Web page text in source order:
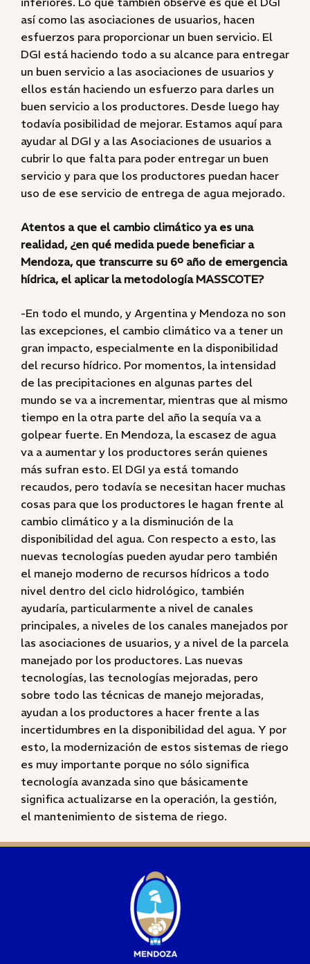
así como las asociaciones de usuarios, hacen
esfuerzos para proporcionar un buen servicio. El
DGI está haciendo todo a su alcance para entregar
un buen servicio a las asociaciones de usuarios y
ellos están haciendo un esfuerzo para darles un
buen servicio a los productores. Desde luego hay
todavía posibilidad de mejorar. Estamos aquí para
ayudar al DGI y a las Asociaciones de usuarios a
cubrir lo que falta para poder entregar un buen
servicio y para que los productores puedan hacer
uso de ese servicio de entrega de agua mejorado.
Atentos a que el cambio climático ya es una
realidad, ¿en qué medida puede beneficiar a
Mendoza, que transcurre su 6º año de emergencia
hídrica, el aplicar la metodología MASSCOTE?
-En todo el mundo, y Argentina y Mendoza no son
las excepciones, el cambio climático va a tener un
gran impacto, especialmente en la disponibilidad
del recurso hídrico. Por momentos, la intensidad
de las precipitaciones en algunas partes del
mundo se va a incrementar, mientras que al mismo
tiempo en la otra parte del año la sequía va a
golpear fuerte. En Mendoza, la escasez de agua
va a aumentar y los productores serán quienes
más sufran esto. El DGI ya está tomando
recaudos, pero todavía se necesitan hacer muchas
cosas para que los productores le hagan frente al
cambio climático y a la disminución de la
disponibilidad del agua. Con respecto a esto, las
nuevas tecnologías pueden ayudar pero también
el manejo moderno de recursos hídricos a todo
nivel dentro del ciclo hidrológico, también
ayudaría, particularmente a nivel de canales
principales, a niveles de los canales manejados por
las asociaciones de usuarios, y a nivel de la parcela
manejado por los productores. Las nuevas
tecnologías, las tecnologías mejoradas, pero
sobre todo las técnicas de manejo mejoradas,
ayudan a los productores a hacer frente a las
incertidumbres en la disponibilidad del agua. Y por
esto, la modernización de estos sistemas de riego
es muy importante porque no sólo significa
tecnología avanzada sino que básicamente
significa actualizarse en la operación, la gestión,
el mantenimiento de sistema de riego.